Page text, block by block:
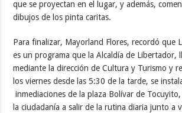
que se proyectan en el lugar, y además,
dibujos de los pinta caritas.
Para finalizar, Mayorland Flores, recordó que
es un programa que la Alcaldía de Libertador,
mediante la dirección de Cultura y Turismo y
los viernes desde las 5:30 de la tarde, se
inmediaciones de la plaza Bolívar de
la ciudadanía a salir de la rutina diaria junto a